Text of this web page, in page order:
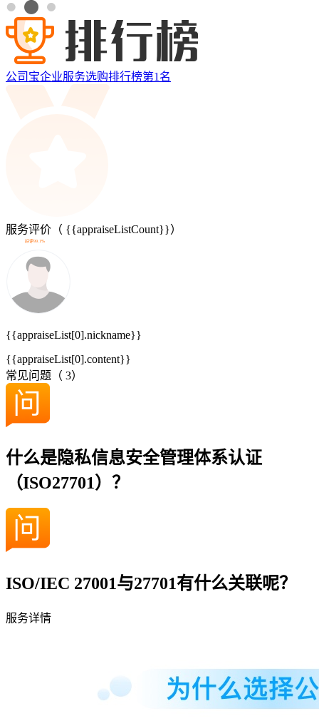
公司宝企业服务选购排行榜第1 名
服务评价（ {{appraiseListCount}}）
好评99.1%
{{appraiseList[0].nickname}}
{{appraiseList[0].content}}
常见问题（ 3）
什么是隐私信息安全管理体系认证
（ISO27701）？
ISO/IEC 27001与27701有什么关联呢？
服务详情